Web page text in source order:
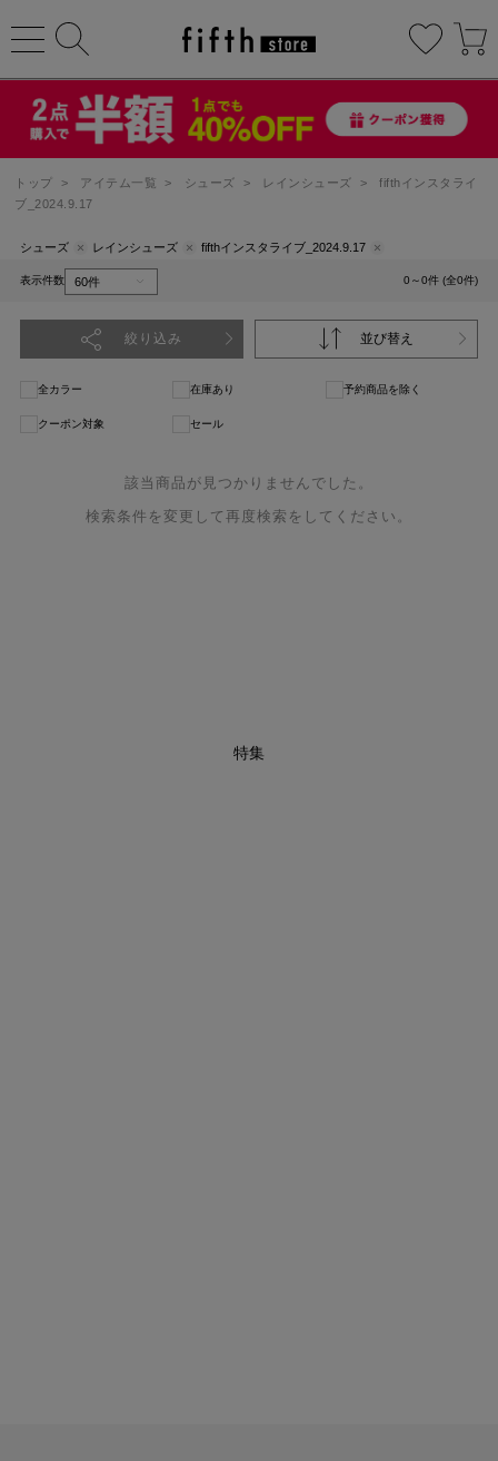
トップ > アイテム一覧 > シューズ > レインシューズ >
fifthインスタライ
ブ_2024.9.17
シューズ レインシューズ fifthインスタライブ_2024.9.17
表示件数 0～0件 (全0件)
絞り込み 並び替え
全カラー 在庫あり 予約商品を除く
クーポン対象 セール
該当商品が見つかりませんでした。
検索条件を変更して再度検索をしてください。
特集